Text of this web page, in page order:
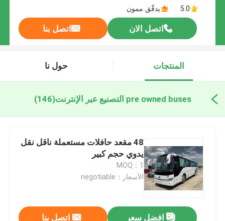
5.0
يدقّق ممون
اتصل الان اتصل بنا
المنتجات حول نا
pre owned buses التصنيع عبر الإنترنت (146)
48 مقعد حافلات مستعملة ناقل نقل
يدوي حجم كبير
MOQ：1
الأسعار：negotiable
افضل سعر اتصل بنا